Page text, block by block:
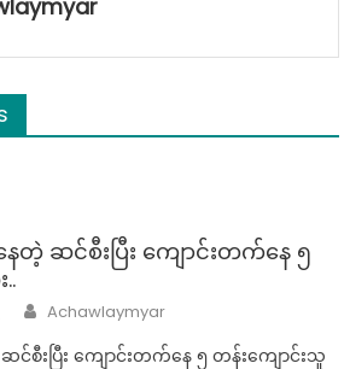
ေတဲ့ ဆင်စီးပြီး ကျောင်းတက်နေ ၅
Author
Achawlaymyar
င်စီးပြီး ကျောင်းတက်နေ ၅ တန်းကျောင်းသူ